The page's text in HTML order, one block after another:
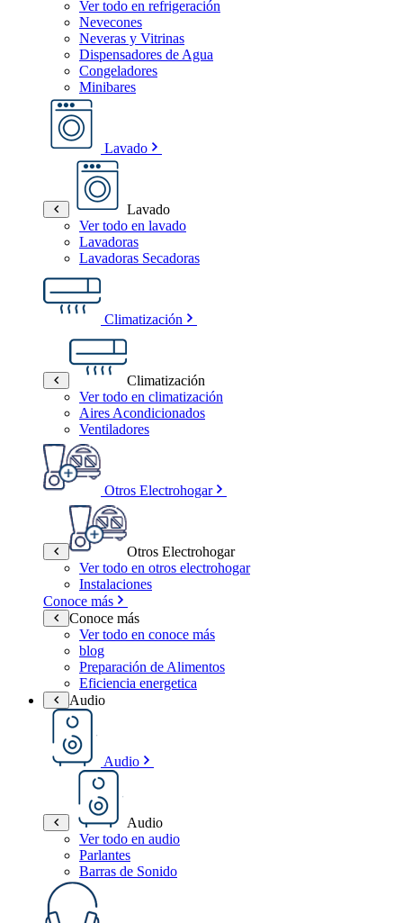
Ver todo en refrigeración
Nevecones
Neveras y Vitrinas
Dispensadores de Agua
Congeladores
Minibares
Lavado
Lavado
Ver todo en lavado
Lavadoras
Lavadoras Secadoras
Climatización
Climatización
Ver todo en climatización
Aires Acondicionados
Ventiladores
Otros Electrohogar
Otros Electrohogar
Ver todo en otros electrohogar
Instalaciones
Conoce más
Conoce más
Ver todo en conoce más
blog
Preparación de Alimentos
Eficiencia energetica
Audio
Audio
Audio
Ver todo en audio
Parlantes
Barras de Sonido